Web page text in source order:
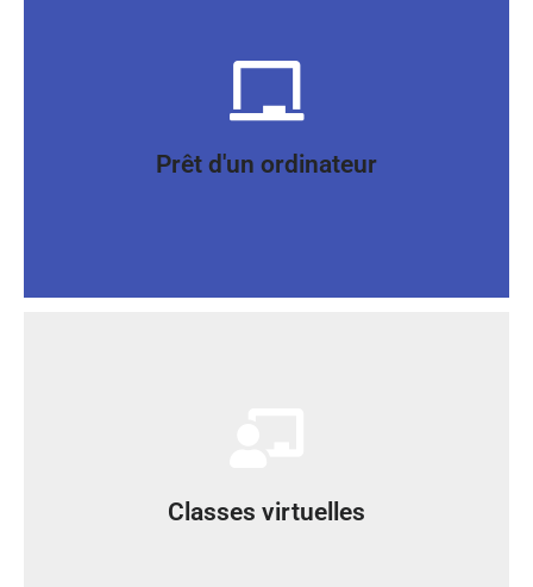
Prêt d'un ordinateur
prête un ordinateur pendant toute la durée de votre
Classes virtuelles